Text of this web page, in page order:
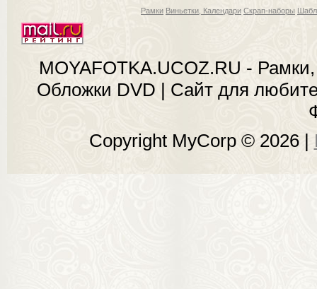
Рамки Виньетки, Календари Скрап-наборы
MOYAFOTKA.UCOZ.RU -
Обложки DVD | Сайт для
Copyright MyCorp © 2026 |